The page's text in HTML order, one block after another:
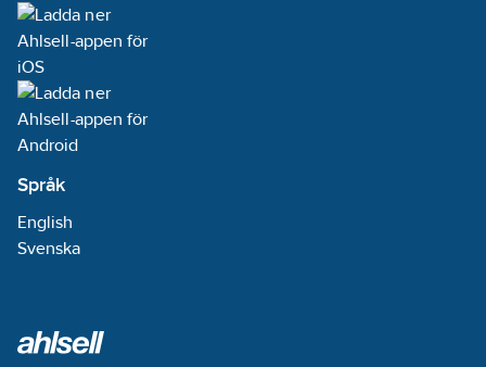
Språk
English
Svenska